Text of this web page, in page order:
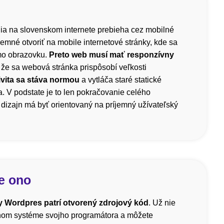
na slovenskom internete prebieha cez mobilné
otvoriť na mobile internetové stránky, kde sa
obrazovku. Preto web musí mať responzívny
sa webová stránka prispôsobí veľkosti
sa stáva normou a vytláča staré statické
V podstate je to len pokračovanie celého
má byť orientovaný na príjemný užívateľský
ono
Wordpres patrí otvorený zdrojový kód . Už nie
systéme svojho programátora a môžete